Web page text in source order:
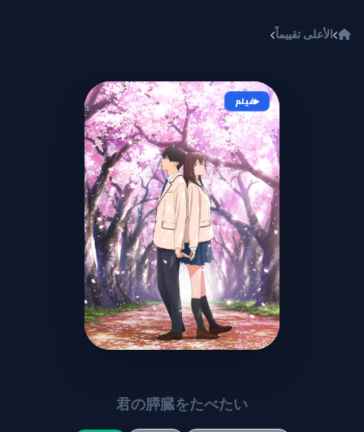
الأعلى تقييماً
فيلم
Kimi no Suizou wo Tabetai
君の膵臓をたべたい